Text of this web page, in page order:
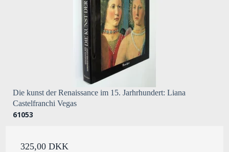
Die kunst der Renaissance im 15. Jarhrhundert: Liana
Castelfranchi Vegas
61053
325,00 DKK